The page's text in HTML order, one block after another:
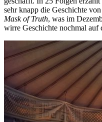
sehr knapp die Geschichte von
Mask of Truth, was im
wirre Geschichte nochmal auf